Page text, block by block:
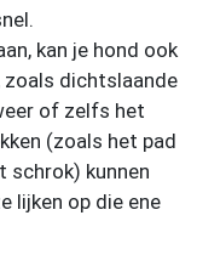
kan je hond ook
zoals dichtslaande
of zelfs het
(zoals het pad
schrok) kunnen
lijken op die ene